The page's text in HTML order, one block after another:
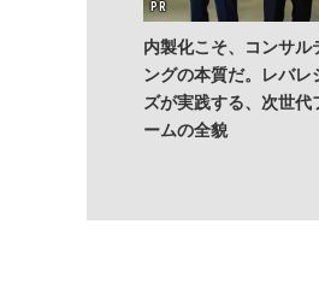
内製化こそ、コンサル
ングの本質だ。レバレ
ズが実践する、次世代
ームの全貌